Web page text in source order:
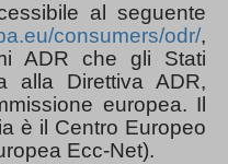
al seguente
consumers/odr/,
ADR che gli Stati
alla Direttiva ADR,
europea. Il
è il Centro Europeo
Ecc-Net).